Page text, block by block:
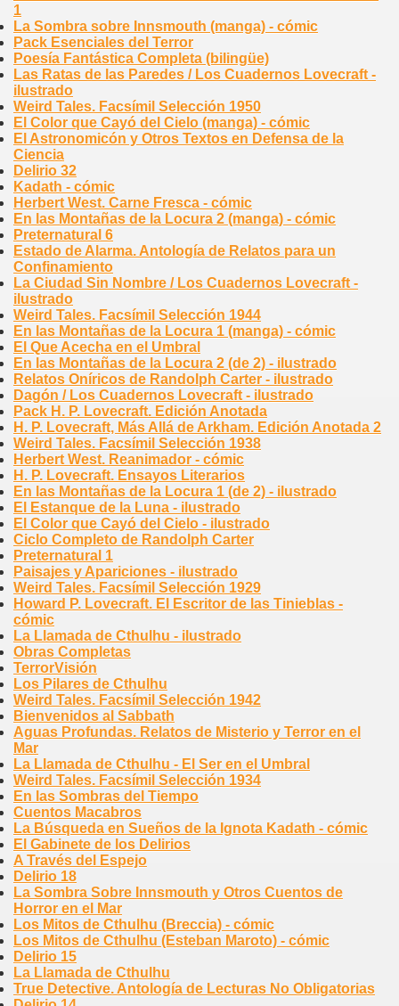
1
La Sombra sobre Innsmouth (manga) - cómic
Pack Esenciales del Terror
Poesía Fantástica Completa (bilingüe)
Las Ratas de las Paredes / Los Cuadernos Lovecraft -
ilustrado
Weird Tales. Facsímil Selección 1950
El Color que Cayó del Cielo (manga) - cómic
El Astronomicón y Otros Textos en Defensa de la
Ciencia
Delirio 32
Kadath - cómic
Herbert West. Carne Fresca - cómic
En las Montañas de la Locura 2 (manga) - cómic
Preternatural 6
Estado de Alarma. Antología de Relatos para un
Confinamiento
La Ciudad Sin Nombre / Los Cuadernos Lovecraft -
ilustrado
Weird Tales. Facsímil Selección 1944
En las Montañas de la Locura 1 (manga) - cómic
El Que Acecha en el Umbral
En las Montañas de la Locura 2 (de 2) - ilustrado
Relatos Oníricos de Randolph Carter - ilustrado
Dagón / Los Cuadernos Lovecraft - ilustrado
Pack H. P. Lovecraft. Edición Anotada
H. P. Lovecraft, Más Allá de Arkham. Edición Anotada 2
Weird Tales. Facsímil Selección 1938
Herbert West. Reanimador - cómic
H. P. Lovecraft. Ensayos Literarios
En las Montañas de la Locura 1 (de 2) - ilustrado
El Estanque de la Luna - ilustrado
El Color que Cayó del Cielo - ilustrado
Ciclo Completo de Randolph Carter
Preternatural 1
Paisajes y Apariciones - ilustrado
Weird Tales. Facsímil Selección 1929
Howard P. Lovecraft. El Escritor de las Tinieblas -
cómic
La Llamada de Cthulhu - ilustrado
Obras Completas
TerrorVisión
Los Pilares de Cthulhu
Weird Tales. Facsímil Selección 1942
Bienvenidos al Sabbath
Aguas Profundas. Relatos de Misterio y Terror en el
Mar
La Llamada de Cthulhu - El Ser en el Umbral
Weird Tales. Facsímil Selección 1934
En las Sombras del Tiempo
Cuentos Macabros
La Búsqueda en Sueños de la Ignota Kadath - cómic
El Gabinete de los Delirios
A Través del Espejo
Delirio 18
La Sombra Sobre Innsmouth y Otros Cuentos de
Horror en el Mar
Los Mitos de Cthulhu (Breccia) - cómic
Los Mitos de Cthulhu (Esteban Maroto) - cómic
Delirio 15
La Llamada de Cthulhu
True Detective. Antología de Lecturas No Obligatorias